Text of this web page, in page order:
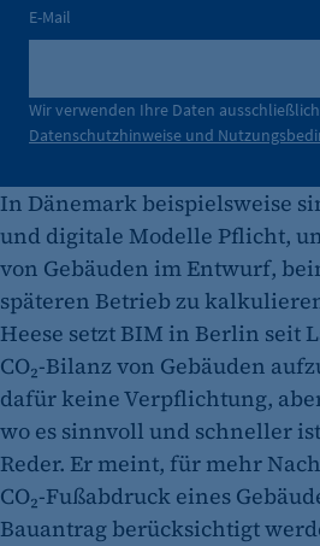
Zweck:
Einverständnis-Optionen
Cookie Laufzeit:
1 Jahr
etracker Analytics
E-Mail
Wir verwenden Ihre Daten
Datenschutzhinweise und
In Dänemark beispielsweise
und digitale Modelle Pflicht,
von Gebäuden im Entwurf,
späteren Betrieb zu
Heese setzt BIM in Berlin seit
CO₂-Bilanz von Gebäuden
dafür keine Verpflichtung,
wo es sinnvoll und schneller
Reder. Er meint, für mehr
CO₂-Fußabdruck eines
Bauantrag berücksichtigt